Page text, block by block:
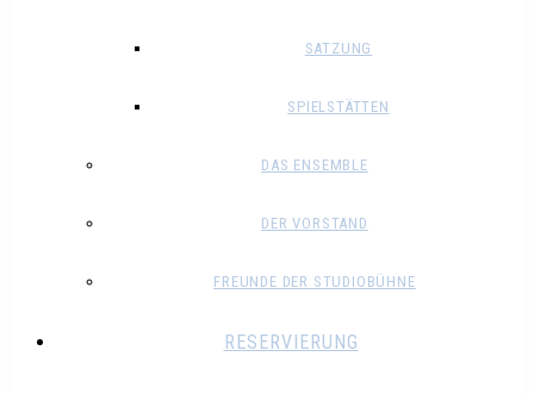
SATZUNG
SPIELSTÄTTEN
DAS ENSEMBLE
DER VORSTAND
FREUNDE DER STUDIOBÜHNE
RESERVIERUNG